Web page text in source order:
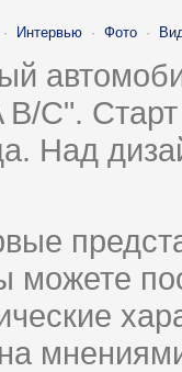
· Интервью · Фото ·
C".
Над
можете